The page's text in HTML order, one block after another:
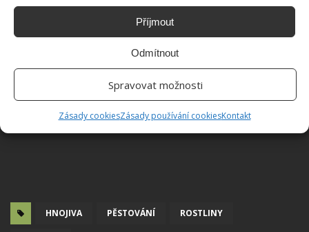
Příjmout
Odmítnout
Spravovat možnosti
Zásady cookiesZásady používání cookiesKontakt
HNOJIVA PĚSTOVÁNÍ ROSTLINY